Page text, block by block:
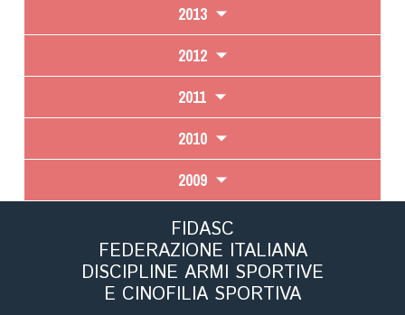
2013
2012
2011
2010
2009
FIDASC
FEDERAZIONE ITALIANA
DISCIPLINE ARMI SPORTIVE
E CINOFILIA SPORTIVA